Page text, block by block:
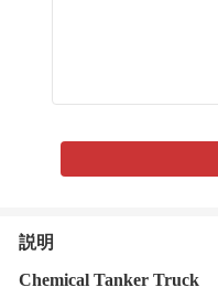
説明
Chemical Tanker Truck